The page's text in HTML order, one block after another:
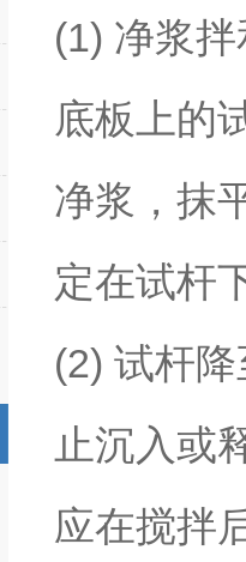
度和凝结时间？
法
(1) 净浆
底板上的
净浆，抹
定在试杆
(2) 试杆
止沉入或
应在搅拌